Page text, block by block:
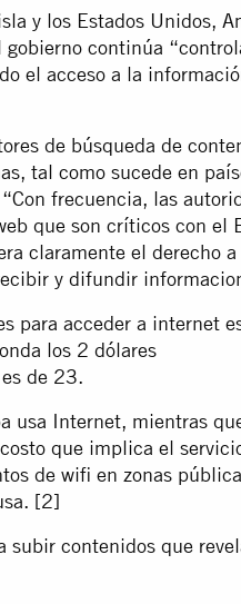
y los Estados Unidos,
continúa
el acceso a la
de búsqueda de
tal como sucede en
frecuencia, las
que son críticos con el
claramente el derecho a
y difundir
para acceder a internet
los 2 dólares
de 23.
usa Internet, mientras
que implica el
de wifi en zonas
[2]
contenidos que